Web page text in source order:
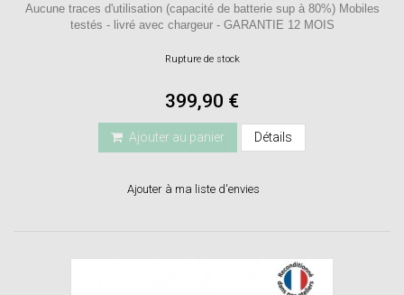
Aucune traces d'utilisation (capacité de batterie sup à 80%) Mobiles
testés - livré avec chargeur - GARANTIE 12 MOIS
Rupture de stock
399,90 €
Ajouter au panier Détails
Ajouter à ma liste d'envies